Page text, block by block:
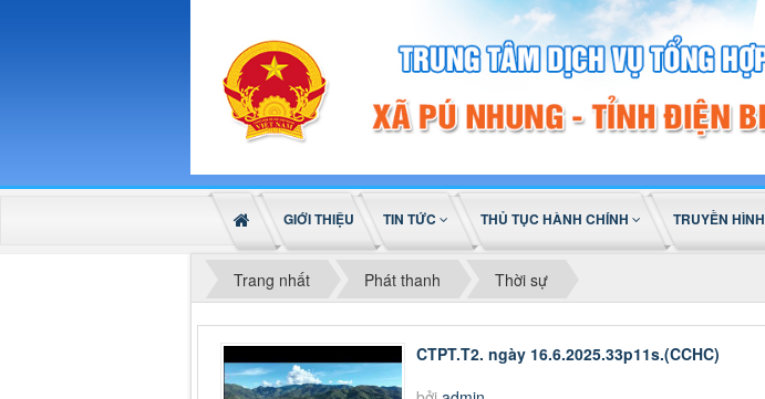
GIỚI THIỆU TIN TỨC THỦ TỤC HÀNH CHÍNH TRUYỀN HÌNH
Trang nhất Phát thanh Thời sự
CTPT.T2. ngày 16.6.2025.33p11s.(CCHC)